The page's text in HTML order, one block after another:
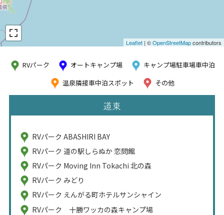
Leaflet | ©OpenStreetMapcontributors
RVパーク オートキャンプ場
キャンプ場駐車場車中泊
温泉隣接車中泊スポット
その他
道東
RVパーク ABASHIRI BAY
RVパーク 道の駅しらぬか 恋問館
RVパーク Moving Inn Tokachi 北の森
RVパーク みどり
RVパーク えんがる町ホテルサンシャイン
RVパーク 十勝ワッカの森キャンプ場